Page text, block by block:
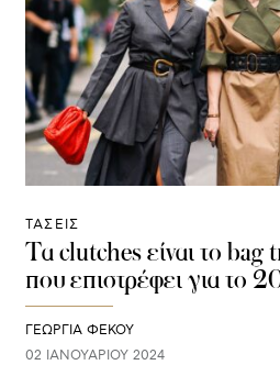
ΤΑΣΕΙΣ
Τα clutches είναι το bag
που επιστρέφει για το
ΓΕΩΡΓΙΑ ΦΕΚΟΥ
02 ΙΑΝΟΥΑΡΊΟΥ 2024